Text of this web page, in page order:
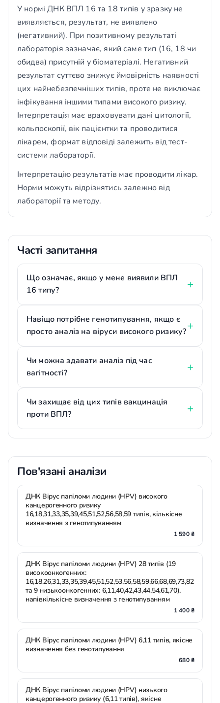
У нормі ДНК ВПЛ 16 та 18 типів у зразку не
виявляється, результат, не виявлено
(негативний). При позитивному результаті
лабораторія зазначає, який саме тип (16, 18 чи
обидва) присутній у біоматеріалі. Негативний
результат суттєво знижує ймовірність наявності
цих найнебезпечніших типів, проте не виключає
інфікування іншими типами високого ризику.
Інтерпретація має враховувати дані цитології,
кольпоскопії, вік пацієнтки та проводитися
лікарем, формат відповіді залежить від тест-
системи лабораторії.
Інтерпретацію результатів має проводити лікар.
Норми можуть відрізнятись залежно від
лабораторії та методу.
Часті запитання
Що означає, якщо у мене виявили ВПЛ
16 типу?
Навіщо потрібне генотипування, якщо є
просто аналіз на віруси високого ризику?
Чи можна здавати аналіз під час
вагітності?
Чи захищає від цих типів вакцинація
проти ВПЛ?
Пов'язані аналізи
ДНК Вірус папіломи людини (HPV) високого
канцерогенного ризику
16,18,31,33,35,39,45,51,52,56,58,59 типів, кількісне
визначення з генотипуванням
1 590 ₴
ДНК Вірус папіломи людини (HPV) 28 типів (19
високоонкогенних:
16,18,26,31,33,35,39,45,51,52,53,56,58,59,66,68,69,73,82
та 9 низькоонкогенних: 6,11,40,42,43,44,54,61,70),
напівкількісне визначення з генотипуванням
1 400 ₴
ДНК Вірус папіломи людини (HPV) 6,11 типів, якісне
визначення без генотипування
680 ₴
ДНК Вірус папіломи людини (HPV) низького
канцерогенного ризику (6,11 типів), якісне